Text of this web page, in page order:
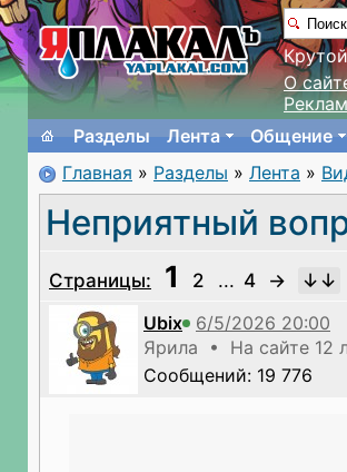
О
Разделы
Лента Общение
Главная » Разделы » Лента »
Неприятный
Страницы: 1 2 ... 4
→
Ubix
Ярила • На сайте 12
Сообщений: 19 776